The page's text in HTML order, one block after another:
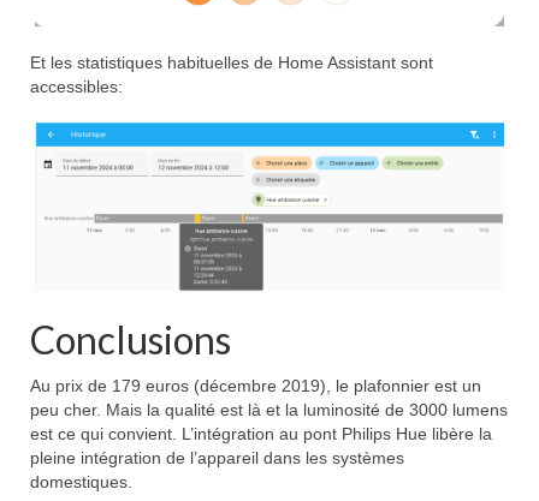
Et les statistiques habituelles de Home Assistant sont
accessibles:
Conclusions
Au prix de 179 euros (décembre 2019), le plafonnier est un
peu cher. Mais la qualité est là et la luminosité de 3000 lumens
est ce qui convient. L’intégration au pont Philips Hue libère la
pleine intégration de l’appareil dans les systèmes
domestiques.